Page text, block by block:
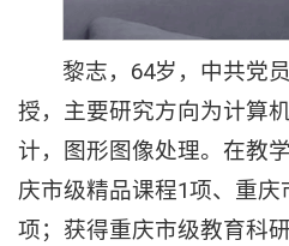
黎志，64岁，中共党
授，主要研究方向为计算
计，图形图像处理。在教
庆市级精品课程1项、重庆
项；获得重庆市级教育科